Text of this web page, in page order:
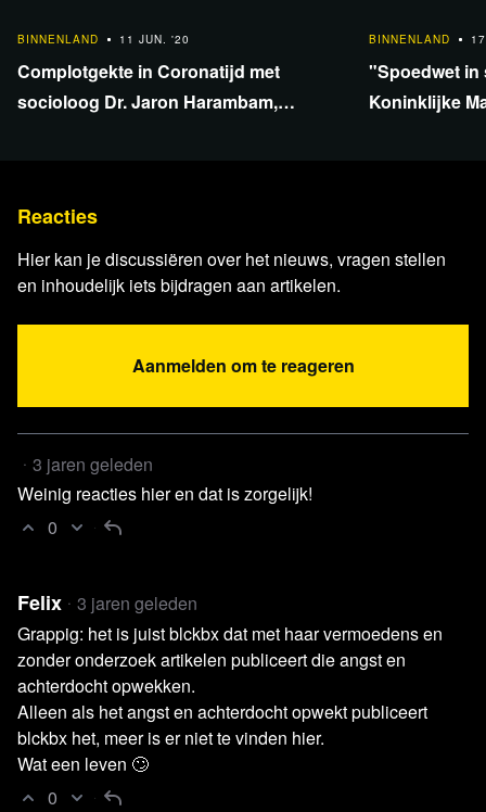
Lees verder
BINNENLAND
11 JUN. '20
Complotgekte in Coronatijd met
socioloog Dr. Jaron Harambam,
BINNENLAND
"Spoedwet in
Koninklijke
Reacties
Hier kan je discussiëren over het nieuws, vragen stellen
en inhoudelijk iets bijdragen aan artikelen.
Aanmelden om te reageren
3 jaren geleden
Weinig reacties hier en dat is zorgelijk!
0
Felix
3 jaren geleden
Grappig: het is juist blckbx dat met haar vermoedens en
zonder onderzoek artikelen publiceert die angst en
achterdocht opwekken.
Alleen als het angst en achterdocht opwekt publiceert
blckbx het, meer is er niet te vinden hier.
Wat een leven 🙄
0